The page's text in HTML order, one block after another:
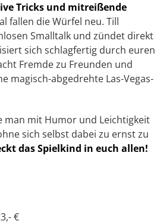
Tricks und mitreißende
fallen die Würfel neu. Till
Smalltalk und zündet direkt
sich schlagfertig durch euren
Fremde zu Freunden und
magisch-abgedrehte Las-Vegas-
man mit Humor und Leichtigkeit
sich selbst dabei zu ernst zu
das Spielkind in euch allen!
€